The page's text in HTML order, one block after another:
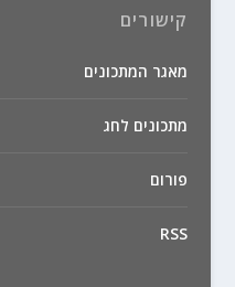
קישורים
מאגר המתכונים
מתכונים לחג
פורום
RSS